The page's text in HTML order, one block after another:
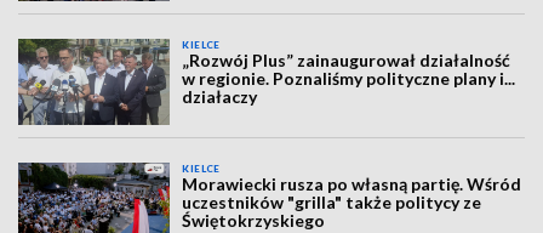
KIELCE
„Rozwój Plus” zainaugurował działalność
w regionie. Poznaliśmy polityczne plany i...
działaczy
KIELCE
Morawiecki rusza po własną partię. Wśród
uczestników "grilla" także politycy ze
Świętokrzyskiego